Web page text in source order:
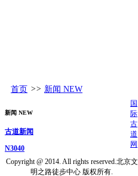
首页 >> 新闻 NEW
新闻 NEW
古道新闻
N3040
国
际
古
道
网
Copyright @ 2014. All rights reserved.北京文
明之路徒步中心 版权所有.